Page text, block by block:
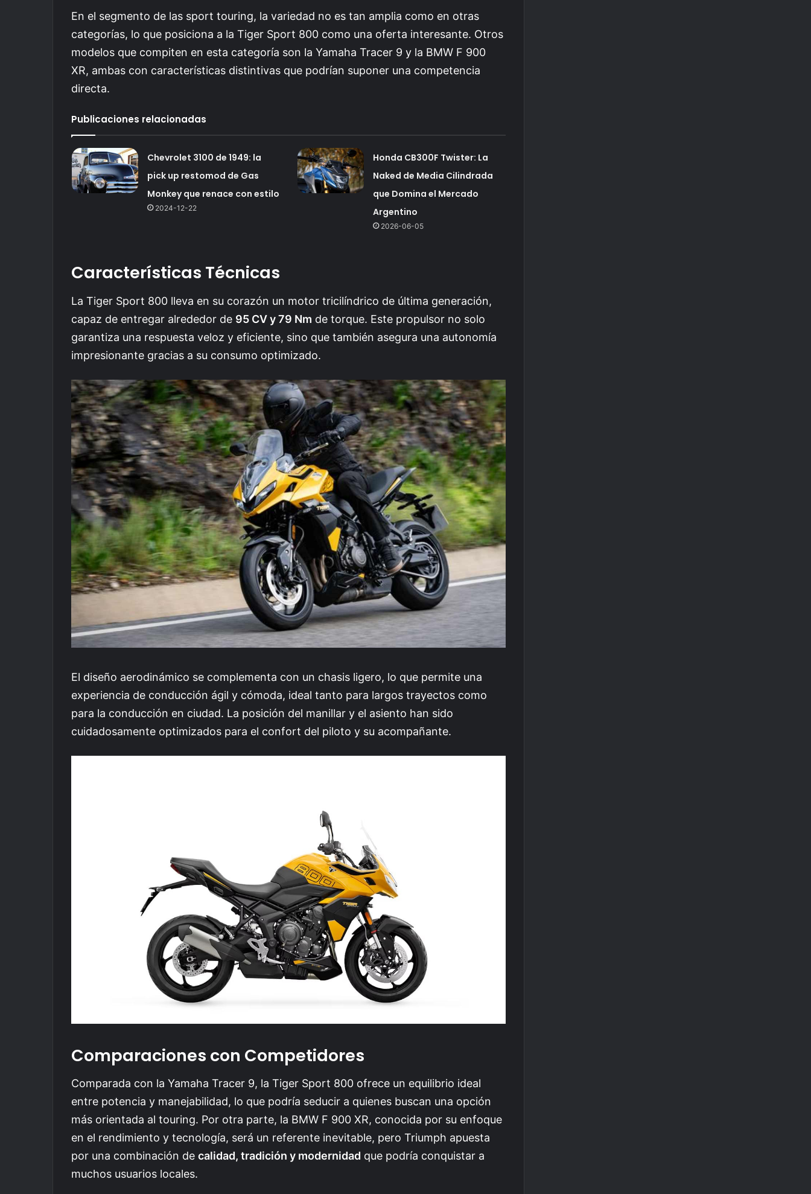
En el segmento de las sport touring, la variedad no es tan amplia como en otras
categorías, lo que posiciona a la Tiger Sport 800 como una oferta interesante. Otros
modelos que compiten en esta categoría son la Yamaha Tracer 9 y la BMW F 900
XR, ambas con características distintivas que podrían suponer una competencia
directa.
Publicaciones relacionadas
Chevrolet 3100 de 1949: la
pick up restomod de Gas
Monkey que renace con estilo
2024-12-22
Honda CB300F Twister: La
Naked de Media Cilindrada
que Domina el Mercado
Argentino
2026-06-05
Características Técnicas
La Tiger Sport 800 lleva en su corazón un motor tricilíndrico de última generación,
capaz de entregar alrededor de 95 CV y 79 Nm de torque. Este propulsor no solo
garantiza una respuesta veloz y eficiente, sino que también asegura una autonomía
impresionante gracias a su consumo optimizado.
El diseño aerodinámico se complementa con un chasis ligero, lo que permite una
experiencia de conducción ágil y cómoda, ideal tanto para largos trayectos como
para la conducción en ciudad. La posición del manillar y el asiento han sido
cuidadosamente optimizados para el confort del piloto y su acompañante.
Comparaciones con Competidores
Comparada con la Yamaha Tracer 9, la Tiger Sport 800 ofrece un equilibrio ideal
entre potencia y manejabilidad, lo que podría seducir a quienes buscan una opción
más orientada al touring. Por otra parte, la BMW F 900 XR, conocida por su enfoque
en el rendimiento y tecnología, será un referente inevitable, pero Triumph apuesta
por una combinación de calidad, tradición y modernidad que podría conquistar a
muchos usuarios locales.